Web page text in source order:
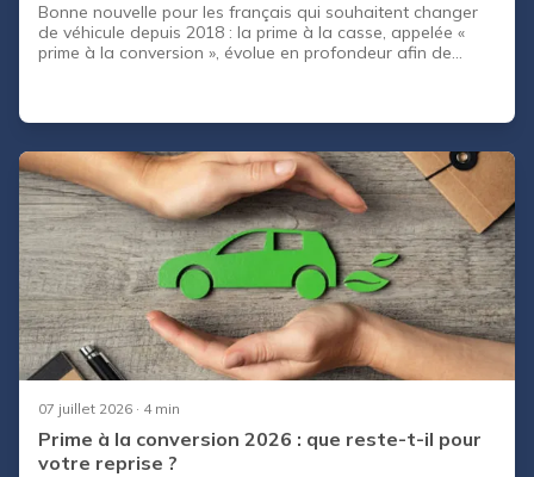
Bonne nouvelle pour les français qui souhaitent changer
de véhicule depuis 2018 : la prime à la casse, appelée «
prime à la conversion », évolue en profondeur afin de
obtenir.
07 juillet 2026 · 4 min
Prime à la conversion 2026 : que reste-t-il pour
votre reprise ?